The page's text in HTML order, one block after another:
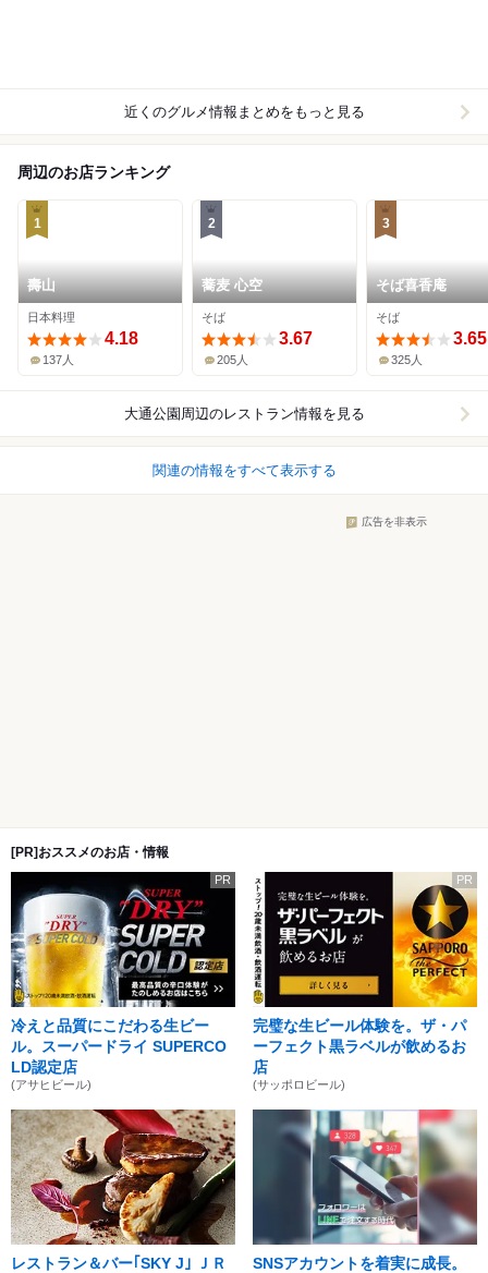
近くのグルメ情報まとめをもっと見る
周辺のお店ランキング
1
壽山
日本料理
4.18
137人
2
蕎麦 心空
そば
3.67
205人
3
そば喜香庵
そば
3.65
325人
大通公園周辺のレストラン情報を見る
関連の情報をすべて表示する
広告を非表示
[PR]おススメのお店・情報
PR
冷えと品質にこだわる生ビー
ル。スーパードライ SUPERCO
LD認定店
(アサヒビール)
PR
完璧な生ビール体験を。ザ・パ
ーフェクト黒ラベルが飲めるお
店
(サッポロビール)
レストラン＆バー｢SKY J｣ ＪＲ
SNSアカウントを着実に成長。